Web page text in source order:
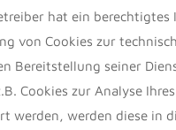
hat ein berechtigtes
von Cookies zur
Bereitstellung seiner
Cookies zur Analyse
werden, werden diese in